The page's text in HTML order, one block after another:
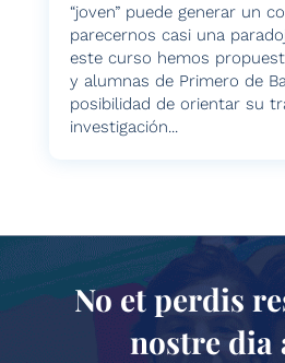
“joven” puede generar un
parecernos casi una
este curso hemos
y alumnas de Primero de
posibilidad de orientar su
investigación...
No et perdis
nostre dia